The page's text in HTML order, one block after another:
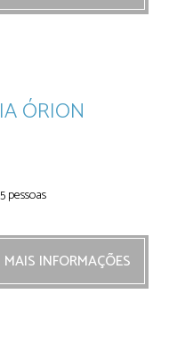
ÓRION
pessoas
MAIS INFORMAÇÕES